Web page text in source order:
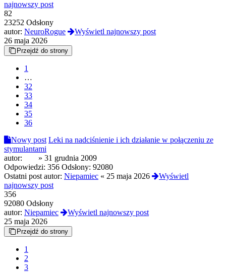
najnowszy post
82
23252 Odsłony
autor: NeuroRogue
Wyświetl najnowszy post
26 maja 2026
Przejdź do strony
1
…
32
33
34
35
36
Nowy post Leki na nadciśnienie i ich działanie w połączeniu ze
stymulantami
autor:
» 31 grudnia 2009
Odpowiedzi: 356 Odsłony: 92080
Ostatni post autor: Niepamiec « 25 maja 2026
Wyświetl
najnowszy post
356
92080 Odsłony
autor: Niepamiec
Wyświetl najnowszy post
25 maja 2026
Przejdź do strony
1
2
3